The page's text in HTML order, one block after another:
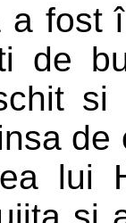
a fost
de
si
lui